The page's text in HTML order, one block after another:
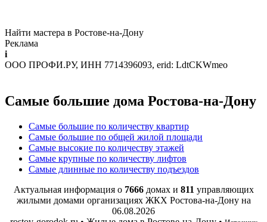
Найти мастера в Ростове-на-Дону
Реклама
i
ООО ПРОФИ.РУ, ИНН 7714396093, erid: LdtCKWmeo
Самые большие дома Ростова-на-Дону
Самые большие по количеству квартир
Самые большие по общей жилой площади
Самые высокие по количеству этажей
Самые крупные по количеству лифтов
Самые длинные по количеству подъездов
Актуальная информация о 7666 домах и 811 управляющих
жилыми домами организациях ЖКХ Ростова-на-Дону на
06.08.2026